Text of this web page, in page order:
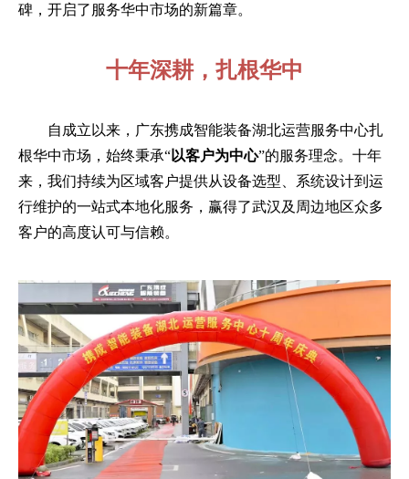
碑，开启了服务华中市场的新篇章。
十年深耕，扎根华中
自成立以来，广东携成智能装备湖北运营服务中心扎
根华中市场，始终秉承“以客户为中心”的服务理念。十年
来，我们持续为区域客户提供从设备选型、系统设计到运
行维护的一站式本地化服务，赢得了武汉及周边地区众多
客户的高度认可与信赖。